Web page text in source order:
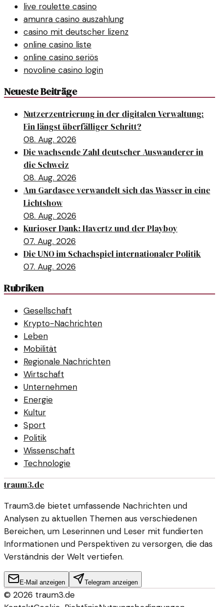
live roulette casino
amunra casino auszahlung
casino mit deutscher lizenz
online casino liste
online casino seriös
novoline casino login
Neueste Beiträge
Nutzerzentrierung in der digitalen Verwaltung:
Ein längst überfälliger Schritt?
08. Aug. 2026
Die wachsende Zahl deutscher Auswanderer in
die Schweiz
08. Aug. 2026
Am Gardasee verwandelt sich das Wasser in eine
Lichtshow
08. Aug. 2026
Kurioser Dank: Havertz und der Playboy
07. Aug. 2026
Die UNO im Schachspiel internationaler Politik
07. Aug. 2026
Rubriken
Gesellschaft
Krypto-Nachrichten
Leben
Mobilität
Regionale Nachrichten
Wirtschaft
Unternehmen
Energie
Kultur
Sport
Politik
Wissenschaft
Technologie
traum3.de
Traum3.de bietet umfassende Nachrichten und
Analysen zu aktuellen Themen aus verschiedenen
Bereichen, um Leserinnen und Leser mit fundierten
Informationen und Perspektiven zu versorgen, die das
Verständnis der Welt vertiefen.
E-Mail anzeigen Telegram anzeigen
© 2026 traum3.de